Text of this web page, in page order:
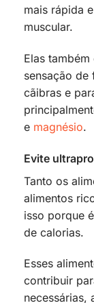
mais rápida
muscular.
Elas
sensação de
cãibras e
e magnésio.
Evite
Tanto os
alimentos
isso porque
de calorias.
Esses
contribuir
necessárias,